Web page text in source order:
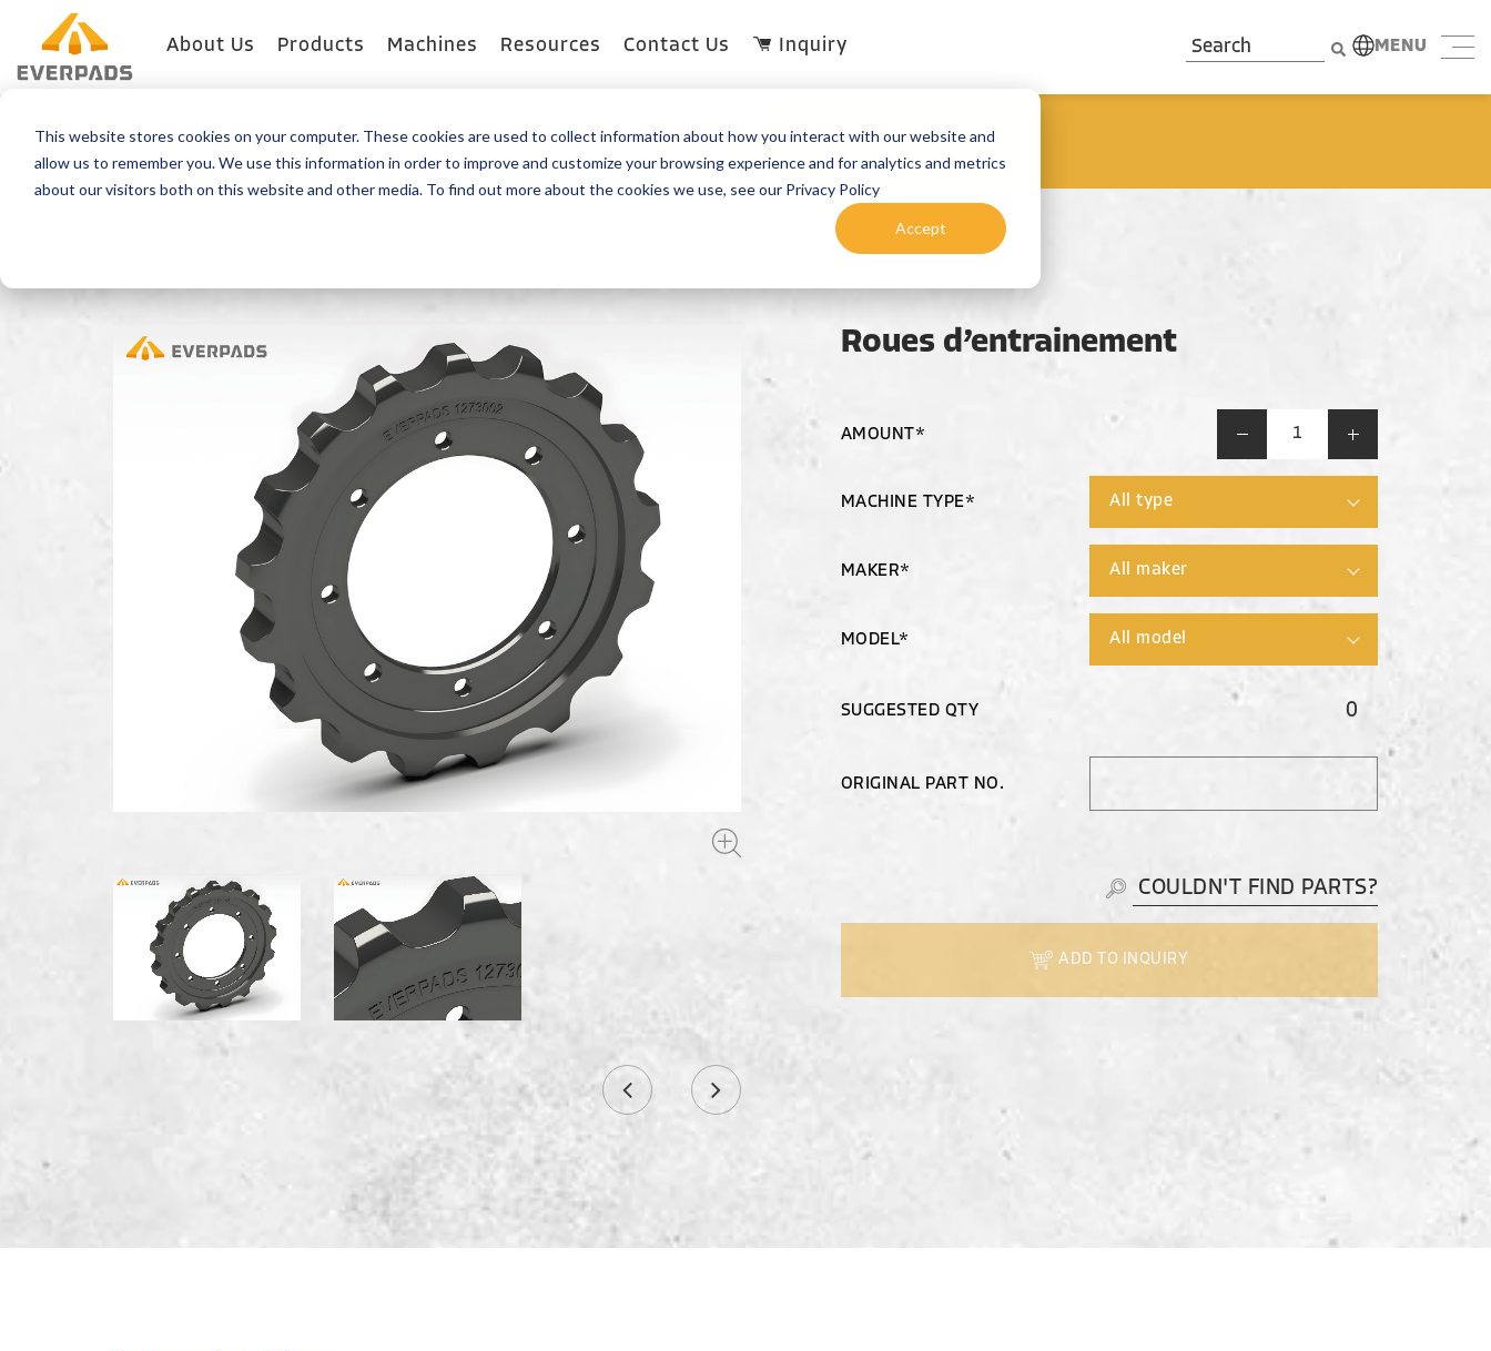
This website stores cookies on your computer. These cookies are used to collect information about how you interact with our website and
allow us to remember you. We use this information in order to improve and customize your browsing experience and for analytics and metrics
about our visitors both on this website and other media. To find out more about the cookies we use, see our Privacy Policy
Accept
About Us Products Machines Resources Contact Us Inquiry MENU
retour
Roues d’entrainement
AMOUNT*
MACHINE TYPE*
MAKER*
MODEL*
SUGGESTED QTY 0
ORIGINAL PART NO.
COULDN'T FIND PARTS?
ADD TO INQUIRY